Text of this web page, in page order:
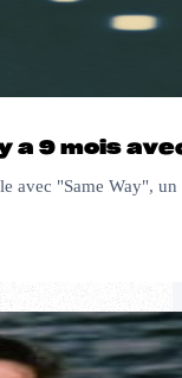
a 9 mois
avec "Same Way",